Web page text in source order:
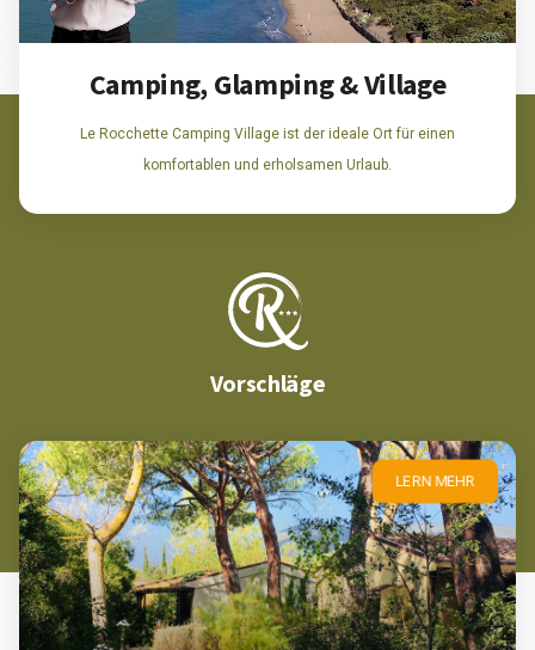
Camping, Glamping & Village
Le Rocchette Camping Village ist der ideale Ort für einen
komfortablen und erholsamen Urlaub.
Vorschläge
LERN MEHR